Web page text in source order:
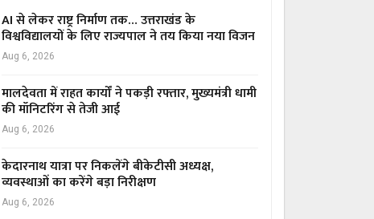
AI से लेकर राष्ट्र निर्माण तक… उत्तराखंड के
विश्वविद्यालयों के लिए राज्यपाल ने तय किया नया विजन
Aug 6, 2026
मालदेवता में राहत कार्यों ने पकड़ी रफ्तार, मुख्यमंत्री धामी
की मॉनिटरिंग से तेजी आई
Aug 6, 2026
केदारनाथ यात्रा पर निकलेंगे बीकेटीसी अध्यक्ष,
व्यवस्थाओं का करेंगे बड़ा निरीक्षण
Aug 6, 2026